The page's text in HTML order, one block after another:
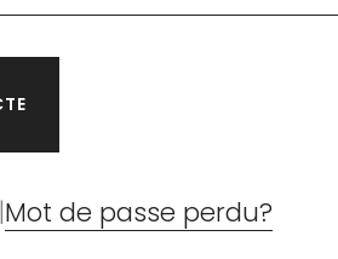
|Mot de passe perdu?